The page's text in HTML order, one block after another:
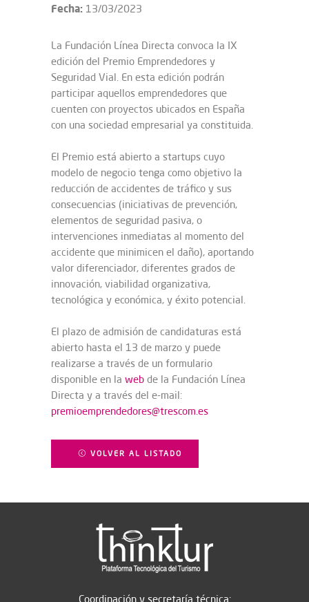
Fecha: 13/03/2023
La Fundación Línea Directa convoca la IX
edición del Premio Emprendedores y
Seguridad Vial. En esta edición podrán
participar aquellos emprendedores que
cuenten con proyectos ubicados en España
con una sociedad empresarial ya constituida.
El Premio está abierto a startups cuyo
modelo de negocio tenga como objetivo la
reducción de accidentes de tráfico y sus
consecuencias (iniciativas de prevención,
elementos de seguridad pasiva, o
intervenciones inmediatas al momento del
accidente que minimicen el daño), aportando
valor diferenciador, diferentes grados de
innovación, viabilidad organizativa,
tecnológica y económica, y éxito potencial.
El plazo de admisión de candidaturas está
abierto hasta el 13 de marzo y puede
realizarse a través de un formulario
disponible en la web de la Fundación Línea
Directa y a través del e-mail:
premioemprendedores@trescom.es
VOLVER AL LISTADO
Coordinación y secretaría técnica: